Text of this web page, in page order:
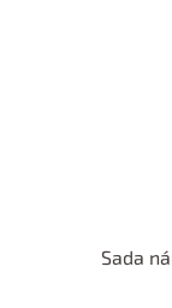
Sada